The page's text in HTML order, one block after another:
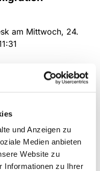
und Anzeigen zu
Medien anbieten
Website zu
Informationen zu Ihrer
am Mittwoch, 24.